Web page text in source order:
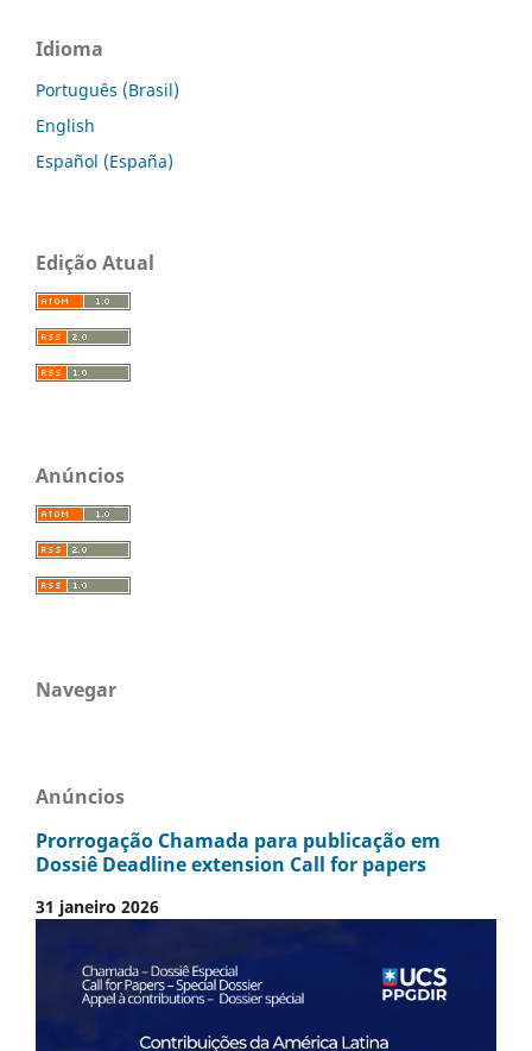
Idioma
Português (Brasil)
English
Español (España)
Edição Atual
Anúncios
Navegar
Anúncios
Prorrogação Chamada para publicação em
Dossiê Deadline extension Call for papers
31 janeiro 2026